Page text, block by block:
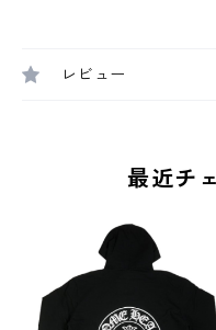
レビュー
最近チ